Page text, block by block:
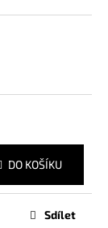
DO KOŠÍKU
Sdílet